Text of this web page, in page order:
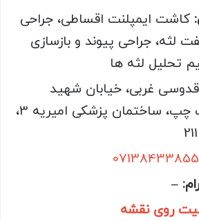
کاشت ایمپلنت اقساطی، جراحی
لثه، جراحی پیوند و بازسازی
تحلیل لثه ها
قدوسی غربی، خیابان شهید
سبحانی، سمت چپ، ساختمان پزشکی امیریه 3،
07138433855
–
روی نقشه